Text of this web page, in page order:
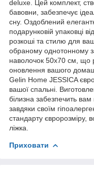
deluxe. Цей комплект,
бавовни, забезпечує
сну. Оздоблений
подарунковій упаковці
розкоші та стилю для
обраному однотонному
наволочок 50x70 см, що
оновлення вашого
Gelin Home JESSICA
вашої спальні.
білизна забезпечить
завдяки своїм
стандарту євророзміру,
ліжка.
Приховати